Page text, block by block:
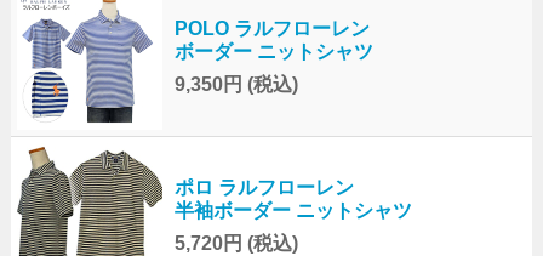
POLO ラルフローレン
ボーダー ニットシャツ
9,350円 (税込)
ポロ ラルフローレン
半袖ボーダー ニットシャツ
5,720円 (税込)